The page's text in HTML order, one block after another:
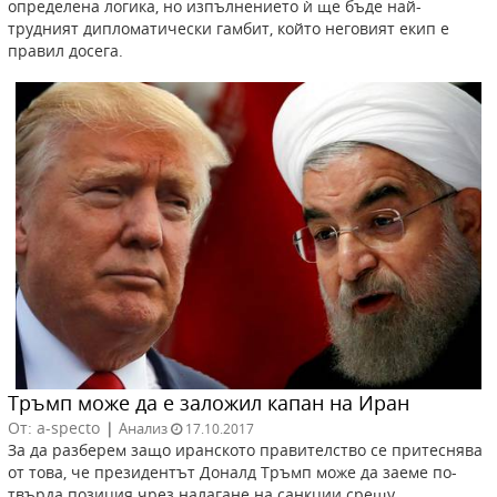
определена логика, но изпълнението ѝ ще бъде най-
трудният дипломатически гамбит, който неговият екип е
правил досега.
Тръмп може да е заложил капан на Иран
От: a-specto | Анализ 17.10.2017
За да разберем защо иранското правителство се притеснява
от това, че президентът Доналд Тръмп може да заеме по-